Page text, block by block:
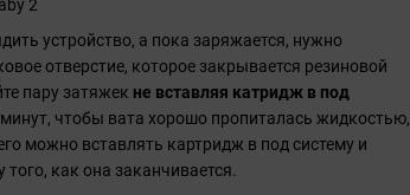
2
устройство, а пока заряжается, нужно
отверстие, которое закрывается резиновой
пару затяжек не вставляя катридж в под
чтобы вата хорошо пропиталась жидкостью,
можно вставлять картридж в под систему и
как она заканчивается.